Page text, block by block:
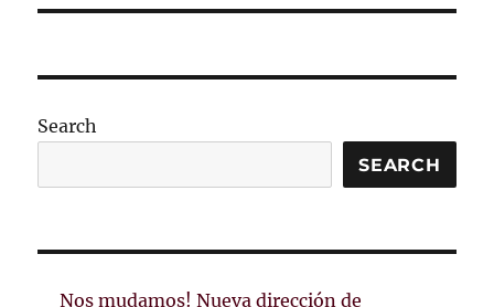
Search
SEARCH
Nos mudamos! Nueva dirección de